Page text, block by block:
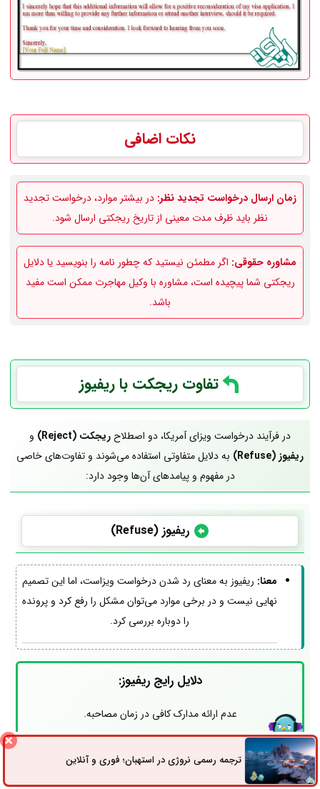
نکات اضافی
زمان ارسال درخواست تجدید نظر: در بیشتر موارد، درخواست تجدید
نظر باید ظرف مدت معینی از تاریخ ریجکتی ارسال شود.
مشاوره حقوقی: اگر مطمئن نیستید که چطور نامه را بنویسید یا دلایل
ریجکتی شما پیچیده است، مشاوره با وکیل مهاجرت ممکن است مفید
باشد.
تفاوت ریجکت با ریفیوز
در فرآیند درخواست ویزای آمریکا، دو اصطلاحریجکت (Reject)
و
ریفیوز (Refuse)
به دلایل متفاوتی استفاده می‌شوند و تفاوت‌های خاصی
در مفهوم و پیامدهای آن‌ها وجود دارد:
ریفیوز (Refuse)
معنا: ریفیوز به معنای رد شدن درخواست ویزاست، اما این تصمیم
نهایی نیست و در برخی موارد می‌توان مشکل را رفع کرد و پرونده
را دوباره بررسی کرد.
دلایل رایج ریفیوز:
عدم ارائه مدارک کافی در زمان مصاحبه.
نیاز به بررسی بیشتر پرونده (مانند
بررسی‌های اداری).
ترجمه رسمی نروژی در استهبان؛ فوری و آنلاینثبت سفارش راه های ارتباطی